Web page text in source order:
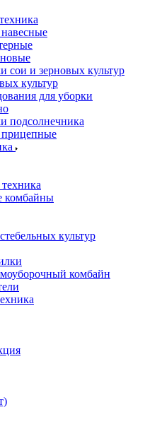
сои и зерновых культур
культур
для уборки
подсолнечника
комбайны
культур
комбайн